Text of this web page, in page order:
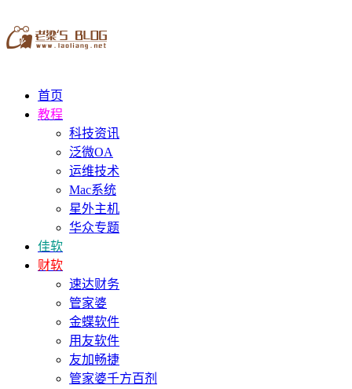
首页
教程
科技资讯
泛微OA
运维技术
Mac系统
星外主机
华众专题
佳软
财软
速达财务
管家婆
金蝶软件
用友软件
友加畅捷
管家婆千方百剂